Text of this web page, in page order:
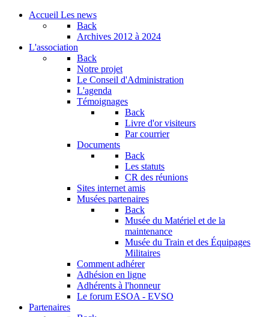
Accueil Les news
Back
Archives 2012 à 2024
L'association
Back
Notre projet
Le Conseil d'Administration
L'agenda
Témoignages
Back
Livre d'or visiteurs
Par courrier
Documents
Back
Les statuts
CR des réunions
Sites internet amis
Musées partenaires
Back
Musée du Matériel et de la
maintenance
Musée du Train et des Équipages
Militaires
Comment adhérer
Adhésion en ligne
Adhérents à l'honneur
Le forum ESOA - EVSO
Partenaires